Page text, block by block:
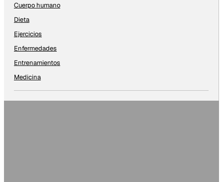
Cuerpo humano
Dieta
Ejercicios
Enfermedades
Entrenamientos
Medicina